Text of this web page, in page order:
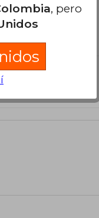
, pero